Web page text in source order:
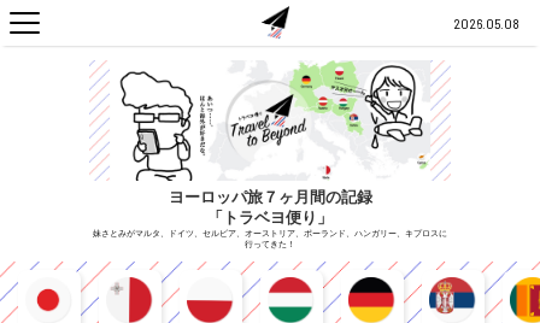
2026.05.08
ヨーロッパ旅７ヶ月間の記録
「トラベヨ便り」
妹さとみがマルタ、ドイツ、セルビア、オーストリア、ポーランド、ハンガリー、キプロスに
行ってきた！